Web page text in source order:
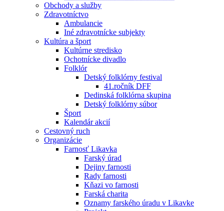
Obchody a služby
Zdravotníctvo
Ambulancie
Iné zdravotnícke subjekty
Kultúra a šport
Kultúrne stredisko
Ochotnícke divadlo
Folklór
Detský folklórny festival
41.ročník DFF
Dedinská folklórna skupina
Detský folklórny súbor
Šport
Kalendár akcií
Cestovný ruch
Organizácie
Farnosť Likavka
Farský úrad
Dejiny farnosti
Rady farnosti
Kňazi vo farnosti
Farská charita
Oznamy farského úradu v Likavke